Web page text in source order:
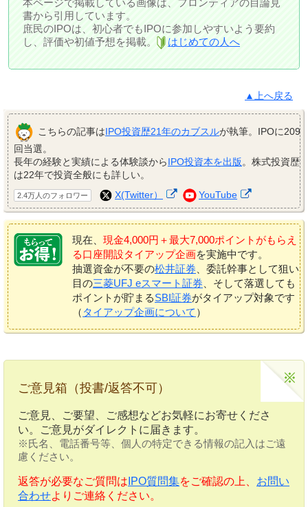
本ページで掲載している画像は、フロンティアの目論見
書から引用しています。
庶民のIPOは、初心者でもIPOに参加しやすいよう要約
し、評価や初値予想を掲載。
はじめての人へ
▲上へ戻る
こちらの記事はIPO投資歴21年のカブスルが執筆。IPOに209
回当選。
長年の経験と実績による体験談からIPO投資本を出版。株式投資歴
は22年で投資全般にも詳しい。
2.4万人のフォロワー X(Twitter） YouTube
現在、 現金4,000円＋最大7,000ポイントがもらえ
る口座開設タイアップ企画を実施中です。
抽選資金が不要の松井証券 、委託幹事として狙い
目の三菱UFJ eスマート証券 、そして落選しても
ポイントが貯まるSBI証券がタイアップ対象です
（ タイアップ企画について ）
ご意見箱（投書/返答不可）
ご意見、ご要望、ご感想などお気軽にお寄せくださ
い。ご意見がダイレクトに届きます。
※氏名、電話番号等、個人の特定できる情報の記入はご遠
慮ください。
返答が必要なご質問は IPO質問集をご確認の上、 お問い
合わせよりご連絡ください。